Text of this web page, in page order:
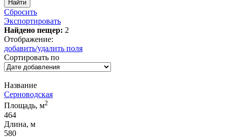
Сбросить
Экспортировать
Найдено пещер: 2
Отображение:
добавить/удалить поля
Сортировать по
Название
Серноводская
Площадь, м2
464
Длина, м
580